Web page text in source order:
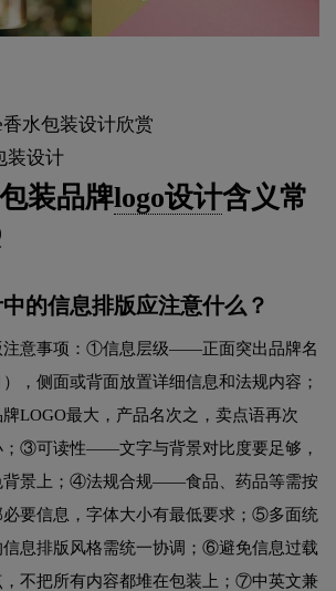
水包装设计欣赏
装设计
装品牌logo设计含义常
的信息排版应注意什么？
注意事项：①信息层级——正面突出品牌名
，侧面或背面放置详细信息和法规内容；
最大，产品名次之，卖点语再次
；③可读性——文字与背景对比度要足够，
背景上；④法规合规——食品、药品等需按
要信息，字体大小有最低要求；⑤多面统
息排版风格需统一协调；⑥避免信息过载
不把所有内容都堆在包装上；⑦中英文兼